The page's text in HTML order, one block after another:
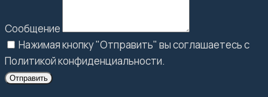
Сообщение
Нажимая кнопку "Отправить" вы соглашаетесь с
Политикой конфиденциальности.
Отправить